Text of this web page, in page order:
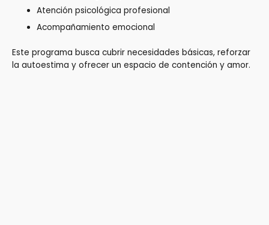
Atención psicológica profesional
Acompañamiento emocional
Este programa busca cubrir necesidades básicas, reforzar
la autoestima y ofrecer un espacio de contención y amor.